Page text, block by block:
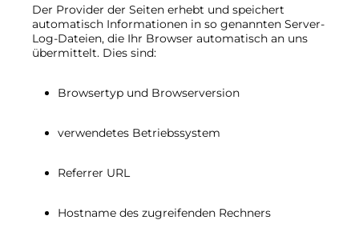
Der Provider der Seiten erhebt und speichert
automatisch Informationen in so genannten Server-
Log-Dateien, die Ihr Browser automatisch an uns
übermittelt. Dies sind:
Browsertyp und Browserversion
verwendetes Betriebssystem
Referrer URL
Hostname des zugreifenden Rechners